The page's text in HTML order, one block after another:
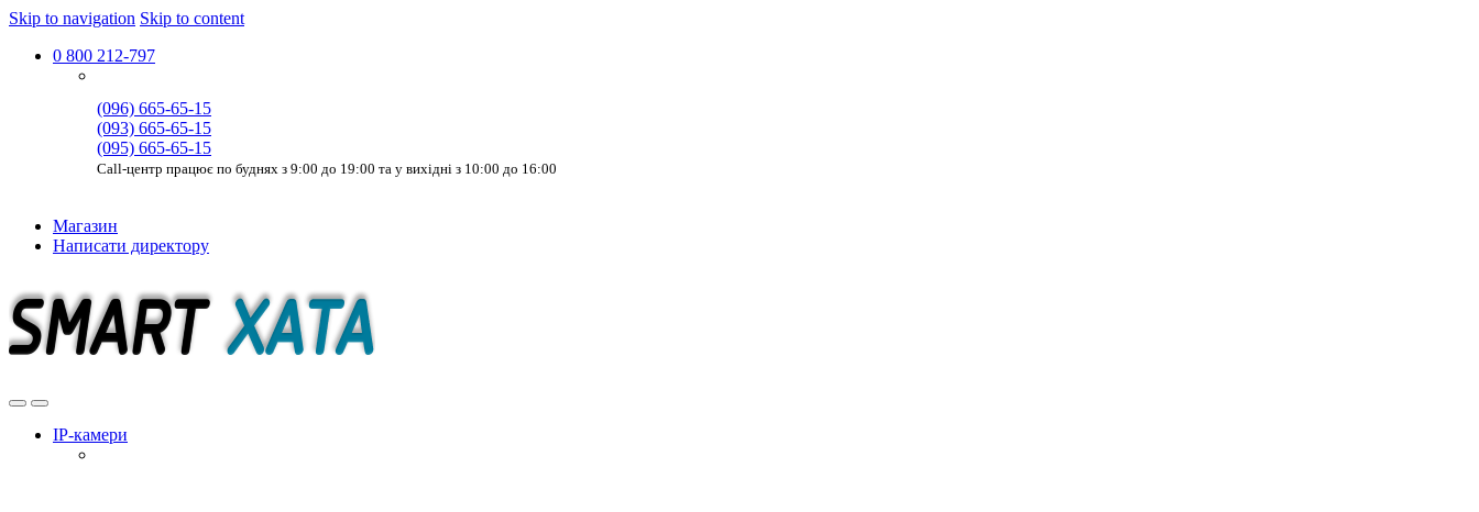
Skip to navigation Skip to content
0 800 212-797
(096) 665-65-15
(093) 665-65-15
(095) 665-65-15
Call-центр працює по буднях з 9:00 до 19:00 та у вихідні з 10:00 до 16:00
Магазин
Написати директору
IP-камери